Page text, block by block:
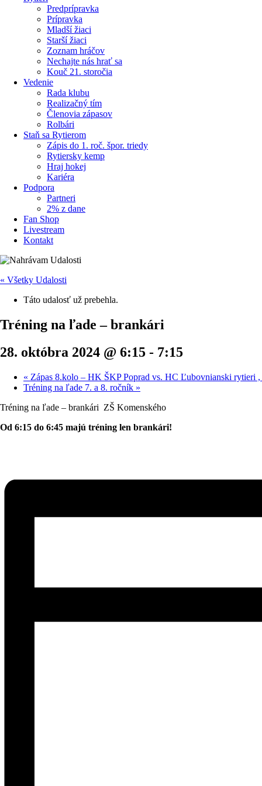
Predprípravka
Prípravka
Mladší žiaci
Starší žiaci
Zoznam hráčov
Nechajte nás hrať sa
Kouč 21. storočia
Vedenie
Rada klubu
Realizačný tím
Členovia zápasov
Rolbári
Staň sa Rytierom
Zápis do 1. roč. špor. triedy
Rytiersky kemp
Hraj hokej
Kariéra
Podpora
Partneri
2% z dane
Fan Shop
Livestream
Kontakt
« Všetky Udalosti
Táto udalosť už prebehla.
Tréning na ľade – brankári
28. októbra 2024 @ 6:15 - 7:15
« Zápas 8.kolo – HK ŠKP Poprad vs. HC Ľubovnianski rytieri
Tréning na ľade 7. a 8. ročník »
Tréning na ľade – brankári ZŠ Komenského
Od 6:15 do 6:45 majú tréning len brankári!